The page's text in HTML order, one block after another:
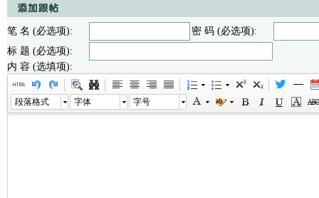
笔 名 (必选项):
密 码 (必选项):
标 题 (必选项):
内 容 (选填项):
段落格式 字体 字号